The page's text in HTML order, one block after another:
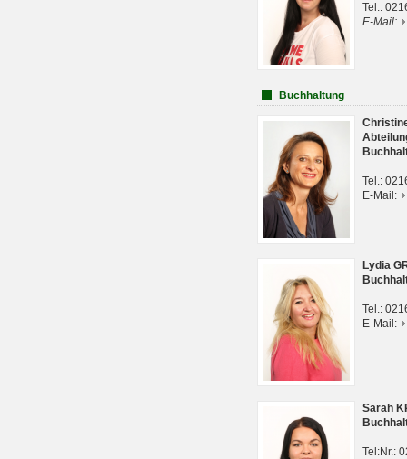
Tel.:
E-Mail:
Buchhaltung
Tel.:
E-Mail:
Lydia
Tel.:
E-Mail:
Sarah
Tel:Nr.: